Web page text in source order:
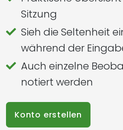
Sitzung
Sieh die Seltenheit
während der
Auch einzelne
notiert werden
Konto erstellen